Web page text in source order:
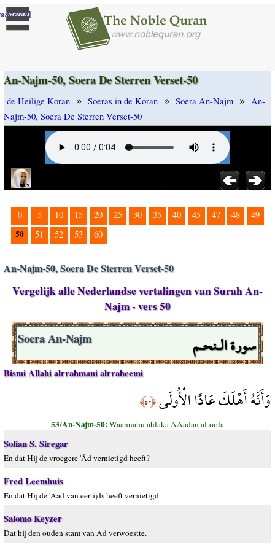
]
An-Najm-50, Soera De Sterren Verset-50
de Heilige Koran » Soeras in de Koran » Soera An-Najm » An-
Najm-50, Soera De Sterren Verset-50
0 5 10 15 20 25 30 35 40 45 47 48 49
50 51 52 53 60
An-Najm-50, Soera De Sterren Verset-50
Vergelijk alle Nederlandse vertalingen van Surah An-
Najm - vers 50
سورة الـنحـم Soera An-Najm
Bismi Allahi alrrahmani alrraheemi
وَأَنَّهُ أَهْلَكَ عَادًا الْأُولَى﴿٥٠﴾
53/An-Najm-50:Waannahu ahlaka AAadan al-oola
Sofian S. Siregar
En dat Hij de vroegere 'Âd vernietigd heeft?
Fred Leemhuis
En dat Hij de 'Aad van eertijds heeft vernietigd
Salomo Keyzer
Dat hij den ouden stam van Ad verwoestte.